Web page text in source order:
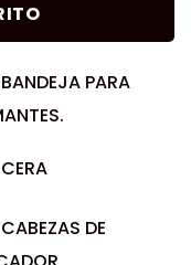
BANDEJA PARA
CERA
CABEZAS DE